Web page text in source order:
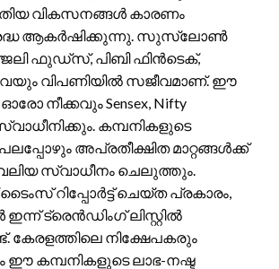
വികസനങ്ങൾ കാരണം
ആകർഷിക്കുന്നു. സുസ്ലോൺ
ഫുഡ്‌സ്, പിബി ഫിൻടെക്,
വിപണിയിൽ സജീവമാണ്. ഈ
നീക്കവും Sensex, Nifty
കമ്പനികളുടെ
അപ്രതീക്ഷിത മാറ്റങ്ങൾക്ക്
സ്വാധീനം ചെലുത്തും.
റിപ്പോർട്ട് ചെയ്ത പ്രകാരം,
ട്രെൻഡിംഗ് ലിസ്റ്റിൽ
കേരളത്തിലെ നിക്ഷേപകരും
ഈ കമ്പനികളുടെ ലാഭ-നഷ്ട